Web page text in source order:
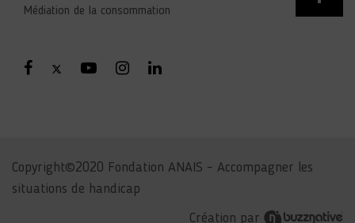
Médiation de la consommation
Copyright©2020 Fondation ANAIS – Accompagner les
situations de handicap
Création par